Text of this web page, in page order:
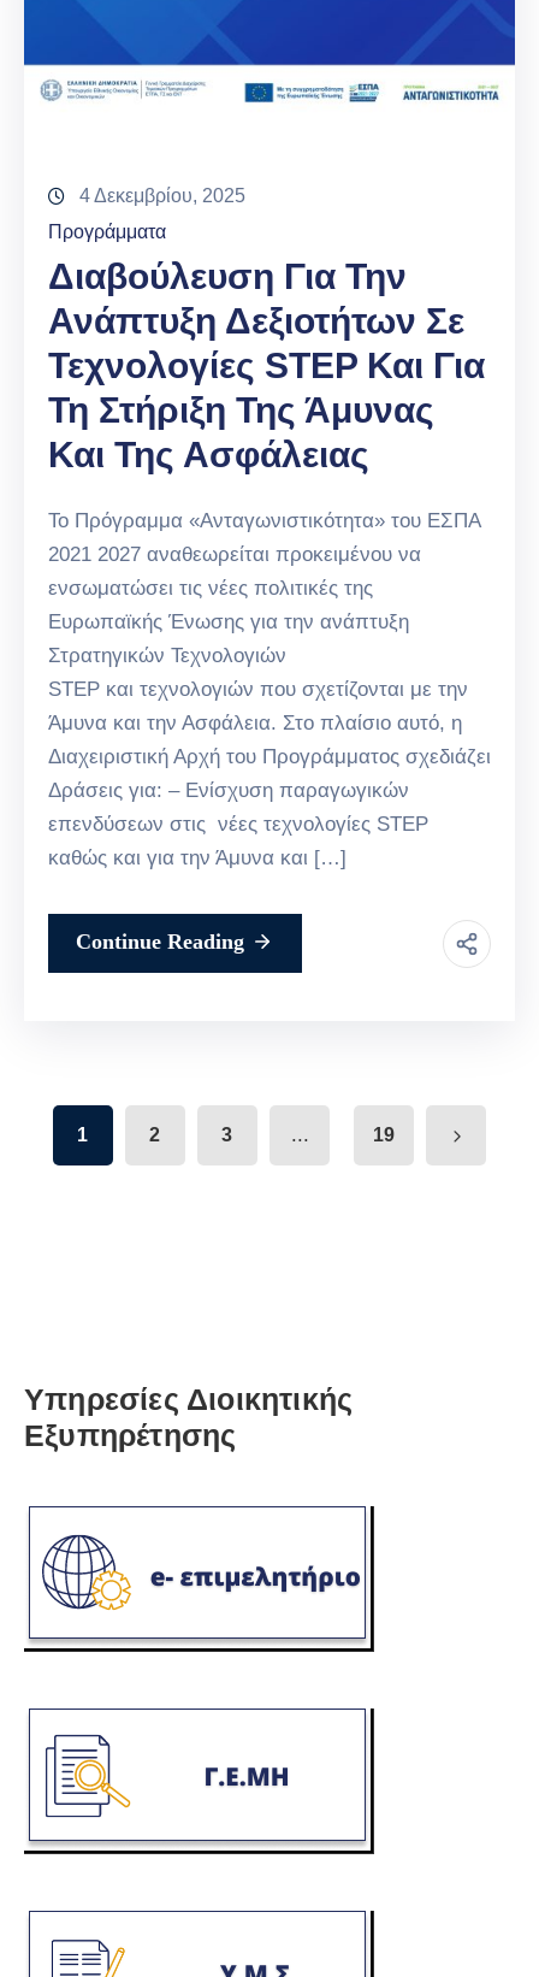
4 Δεκεμβρίου, 2025
Προγράμματα
Διαβούλευση Για Την
Ανάπτυξη Δεξιοτήτων Σε
Τεχνολογίες STEP Και Για
Τη Στήριξη Της Άμυνας
Και Της Ασφάλειας
Το Πρόγραμμα «Ανταγωνιστικότητα» του ΕΣΠΑ
2021 2027 αναθεωρείται προκειμένου να
ενσωματώσει τις νέες πολιτικές της
Ευρωπαϊκής Ένωσης για την ανάπτυξη
Στρατηγικών Τεχνολογιών
STEP και τεχνολογιών που σχετίζονται με την
Άμυνα και την Ασφάλεια. Στο πλαίσιο αυτό, η
Διαχειριστική Αρχή του Προγράμματος σχεδιάζει
Δράσεις για: – Ενίσχυση παραγωγικών
επενδύσεων στις νέες τεχνολογίες STEP
καθώς και για την Άμυνα και […]
Continue Reading
1 2 3 ... 19
Υπηρεσίες Διοικητικής
Εξυπηρέτησης